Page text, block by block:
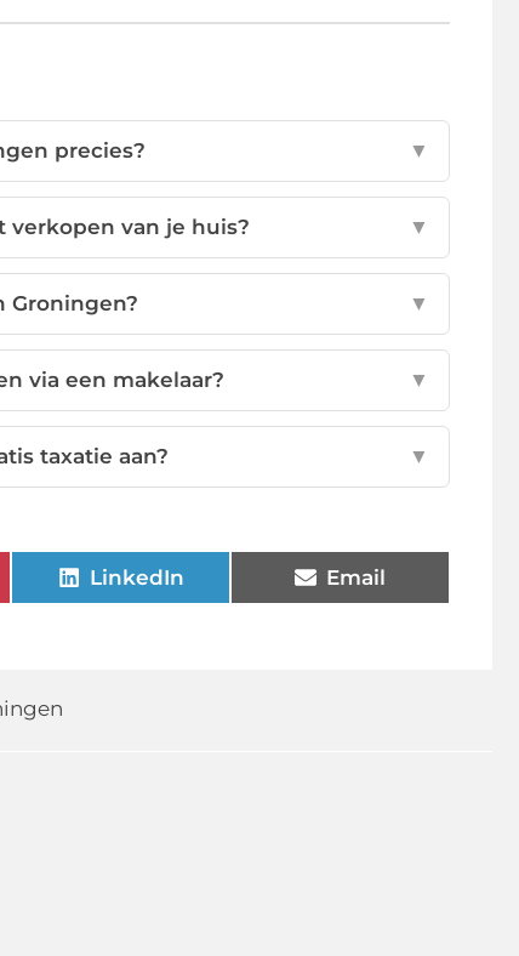
precies? ▼
verkopen van je huis? ▼
Groningen? ▼
via een makelaar? ▼
taxatie aan? ▼
LinkedIn Email